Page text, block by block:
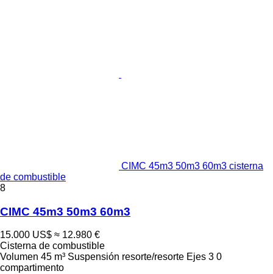
CIMC 45m3 50m3 60m3 cisterna
de combustible
8
CIMC 45m3 50m3 60m3
15.000 US$ ≈ 12.980 €
Cisterna de combustible
Volumen 45 m³ Suspensión resorte/resorte Ejes 3 0
compartimento